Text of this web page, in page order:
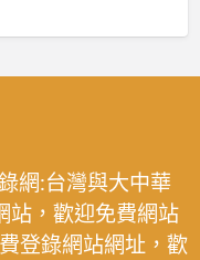
網:台灣與大中華
站，歡迎免費網站
登錄網站網址，歡